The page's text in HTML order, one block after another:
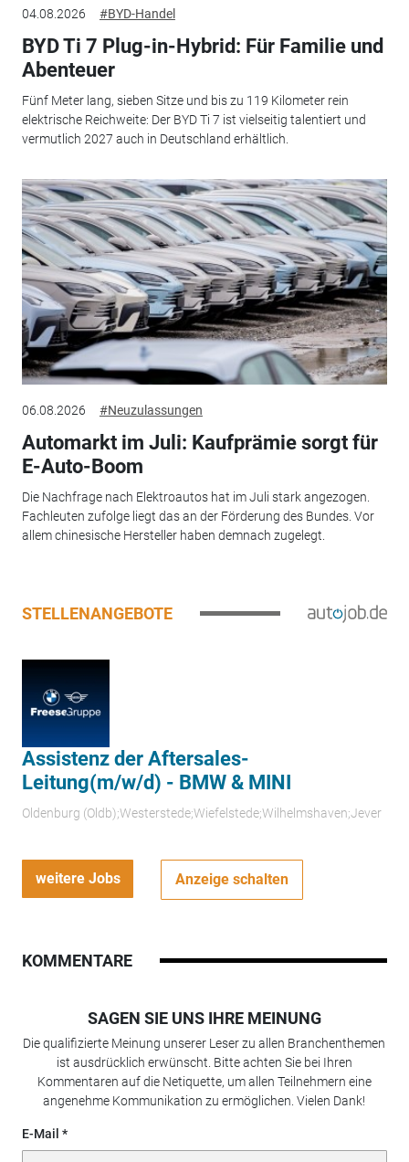
04.08.2026 #BYD-Handel
BYD Ti 7 Plug-in-Hybrid: Für Familie und
Abenteuer
Fünf Meter lang, sieben Sitze und bis zu 119 Kilometer rein
elektrische Reichweite: Der BYD Ti 7 ist vielseitig talentiert und
vermutlich 2027 auch in Deutschland erhältlich.
06.08.2026 #Neuzulassungen
Automarkt im Juli: Kaufprämie sorgt für
E-Auto-Boom
Die Nachfrage nach Elektroautos hat im Juli stark angezogen.
Fachleuten zufolge liegt das an der Förderung des Bundes. Vor
allem chinesische Hersteller haben demnach zugelegt.
STELLENANGEBOTE
Assistenz der Aftersales-
Leitung(m/w/d) - BMW & MINI
Oldenburg (Oldb);Westerstede;Wiefelstede;Wilhelmshaven;Jever
weitere Jobs Anzeige schalten
KOMMENTARE
SAGEN SIE UNS IHRE MEINUNG
Die qualifizierte Meinung unserer Leser zu allen Branchenthemen
ist ausdrücklich erwünscht. Bitte achten Sie bei Ihren
Kommentaren auf die Netiquette, um allen Teilnehmern eine
angenehme Kommunikation zu ermöglichen. Vielen Dank!
E-Mail